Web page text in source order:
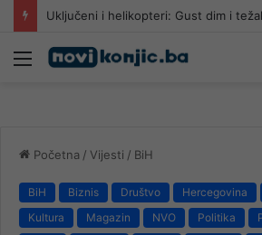
Meni
Početna / Vijesti / BiH
BiH Biznis Društvo Hercegovina
Kultura
Magazin NVO Politika